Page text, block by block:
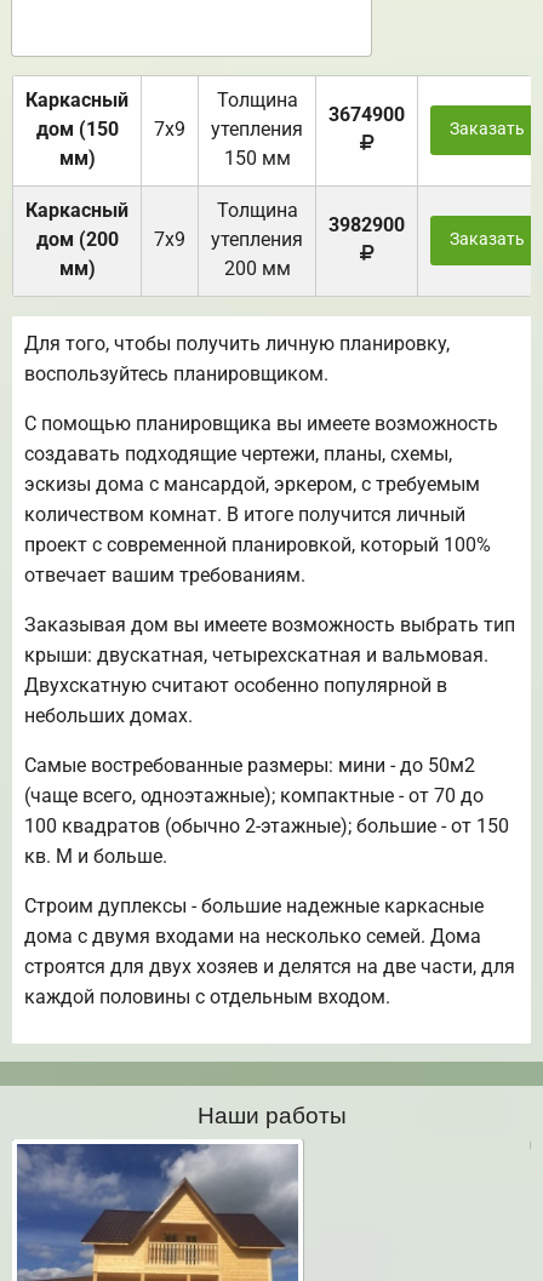
Каркасный
дом (150
мм)
7х9
Толщина
утепления
150 мм
3674900
Заказать
Каркасный
дом (200
мм)
7х9
Толщина
утепления
200 мм
3982900
Заказать
Для того, чтобы получить личную планировку,
воспользуйтесь планировщиком.
С помощью планировщика вы имеете возможность
создавать подходящие чертежи, планы, схемы,
эскизы дома с мансардой, эркером, с требуемым
количеством комнат. В итоге получится личный
проект с современной планировкой, который 100%
отвечает вашим требованиям.
Заказывая дом вы имеете возможность выбрать тип
крыши: двускатная, четырехскатная и вальмовая.
Двухскатную считают особенно популярной в
небольших домах.
Самые востребованные размеры: мини - до 50м2
(чаще всего, одноэтажные); компактные - от 70 до
100 квадратов (обычно 2-этажные); большие - от 150
кв. М и больше.
Строим дуплексы - большие надежные каркасные
дома с двумя входами на несколько семей. Дома
строятся для двух хозяев и делятся на две части, для
каждой половины с отдельным входом.
Наши работы